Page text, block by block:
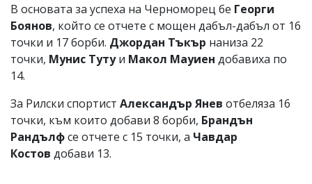
В основата за успеха на Черноморец бе Георги
Боянов, който се отчете с мощен дабъл-дабъл от 16
точки и 17 борби. Джордан Тъкър наниза 22
точки, Мунис Тутуи Макол Мауиен добавиха по
14.
За Рилски спортист Александър Янев отбеляза 16
точки, към които добави 8 борби, Брандън
Рандълфсе отчете с 15 точки, а Чавдар
Костов добави 13.